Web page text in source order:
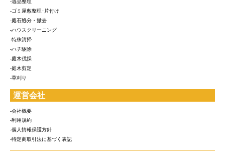
-遺品整理
-ゴミ屋敷整理･片付け
-庭石処分・撤去
-ハウスクリーニング
-特殊清掃
-ハチ駆除
-庭木伐採
-庭木剪定
-草刈り
運営会社
-会社概要
-利用規約
-個人情報保護方針
-特定商取引法に基づく表記